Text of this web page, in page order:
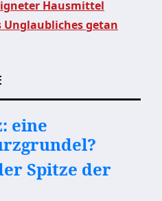
Hausmittel
Unglaubliches getan
eine
Spitze der